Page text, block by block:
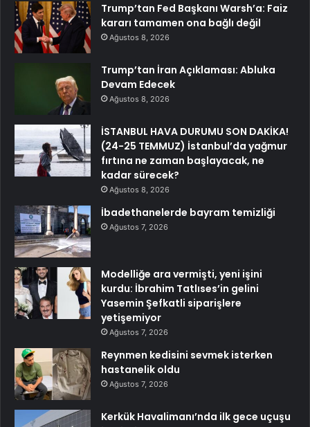
Trump’tan Fed Başkanı Warsh’a: Faiz
kararı tamamen ona bağlı değil
Ağustos 8, 2026
Trump’tan İran Açıklaması: Abluka
Devam Edecek
Ağustos 8, 2026
İSTANBUL HAVA DURUMU SON DAKİKA!
(24-25 TEMMUZ) İstanbul’da yağmur
fırtına ne zaman başlayacak, ne
kadar sürecek?
Ağustos 8, 2026
İbadethanelerde bayram temizliği
Ağustos 7, 2026
Modelliğe ara vermişti, yeni işini
kurdu: İbrahim Tatlıses’in gelini
Yasemin Şefkatli siparişlere
yetişemiyor
Ağustos 7, 2026
Reynmen kedisini sevmek isterken
hastanelik oldu
Ağustos 7, 2026
Kerkük Havalimanı’nda ilk gece uçuşu